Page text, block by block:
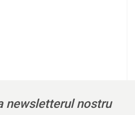
newsletterul nostru